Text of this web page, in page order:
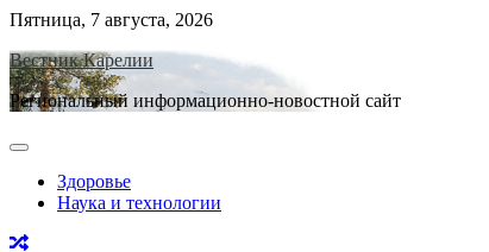
Skip
content
Пятница, 7 августа, 2026
Вестник Карелии
Региональный информационно-новостной сайт
Здоровье
Наука и технологии